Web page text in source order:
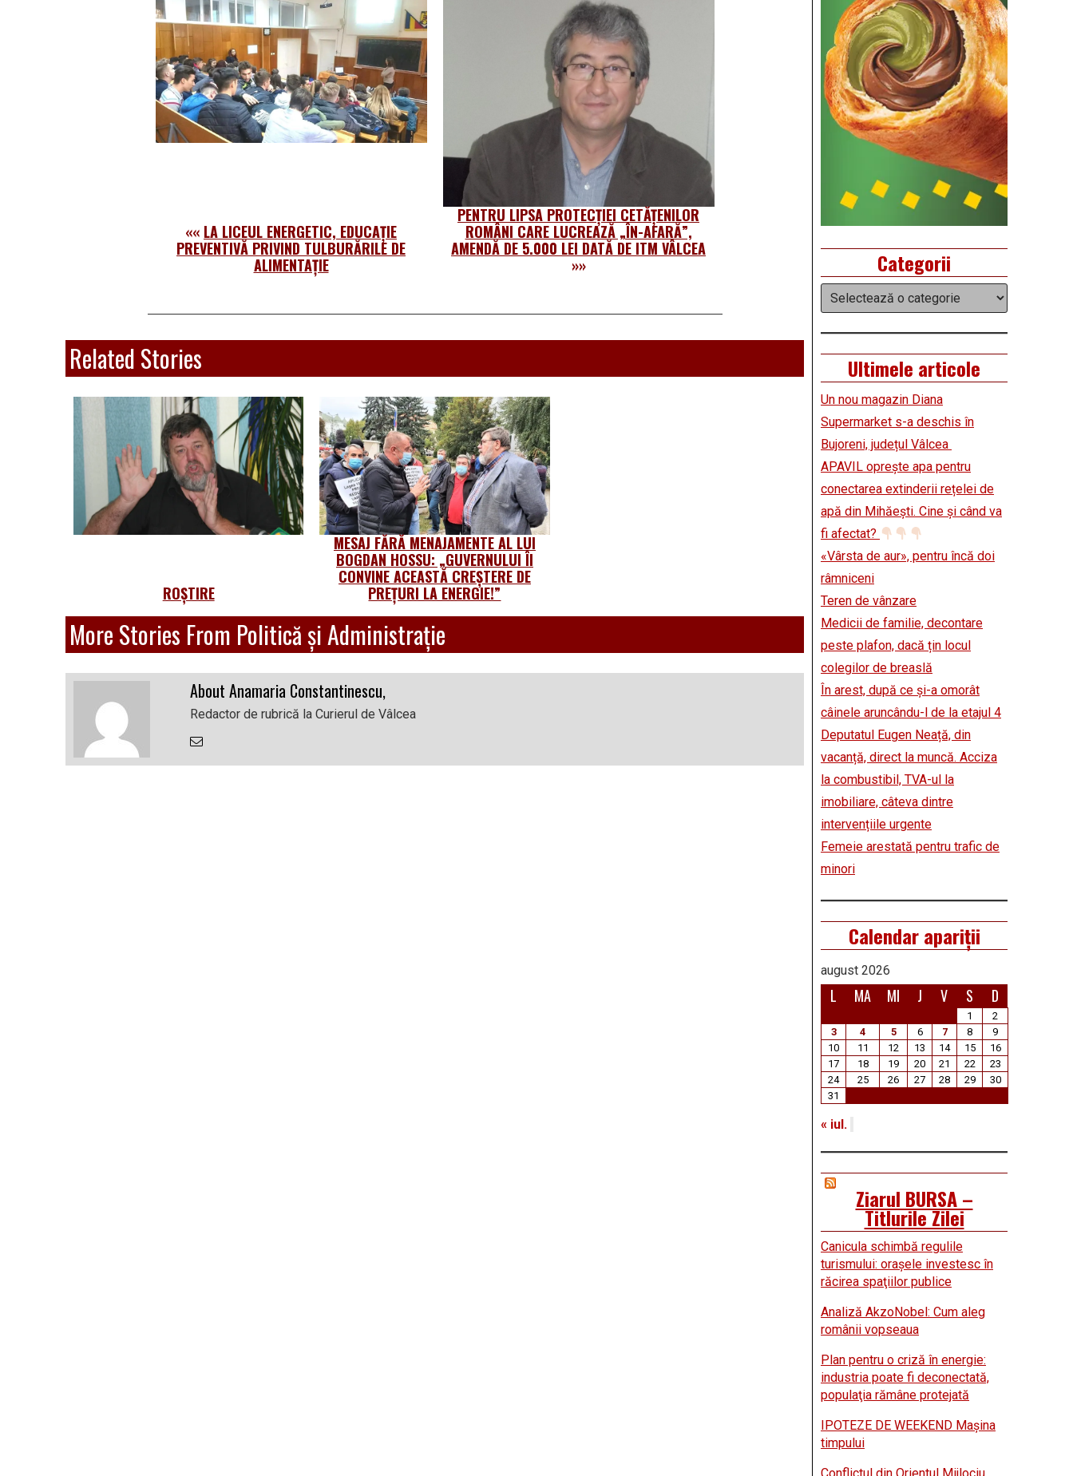
«« LA LICEUL ENERGETIC, EDUCAȚIE
PREVENTIVĂ PRIVIND TULBURĂRILE DE
ALIMENTAȚIE
PENTRU LIPSA PROTECȚIEI CETĂȚENILOR
ROMÂNI CARE LUCREAZĂ „ÎN-AFARĂ”,
AMENDĂ DE 5.000 LEI DATĂ DE ITM VÂLCEA
»»
Related Stories
ROȘTIRE
MESAJ FĂRĂ MENAJAMENTE AL LUI
BOGDAN HOSSU: „GUVERNULUI ÎI
CONVINE ACEASTĂ CREȘTERE DE
PREȚURI LA ENERGIE!”
More Stories From Politică și Administrație
About Anamaria Constantinescu,
Redactor de rubrică la Curierul de Vâlcea
Email
Author
Categorii
Categorii
Ultimele articole
Un nou magazin Diana
Supermarket s-a deschis în
Bujoreni, județul Vâlcea
APAVIL oprește apa pentru
conectarea extinderii rețelei de
apă din Mihăești. Cine și când va
fi afectat?
«Vârsta de aur», pentru încă doi
râmniceni
Teren de vânzare
Medicii de familie, decontare
peste plafon, dacă țin locul
colegilor de breaslă
În arest, după ce și-a omorât
câinele aruncându-l de la etajul 4
Deputatul Eugen Neață, din
vacanță, direct la muncă. Acciza
la combustibil, TVA-ul la
imobiliare, câteva dintre
intervențiile urgente
Femeie arestată pentru trafic de
minori
Calendar apariții
august 2026
L MA MI J V S D
1
2
3
4 5 6 7 8
9
10
11 12 13 14 15
16
17
18 19 20 21 22
23
24
25 26 27 28 29
30
31
« iul.
Ziarul BURSA –
Titlurile Zilei
Canicula schimbă regulile
turismului: oraşele investesc în
răcirea spaţiilor publice
Analiză AkzoNobel: Cum aleg
românii vopseaua
Plan pentru o criză în energie:
industria poate fi deconectată,
populaţia rămâne protejată
IPOTEZE DE WEEKEND Maşina
timpului